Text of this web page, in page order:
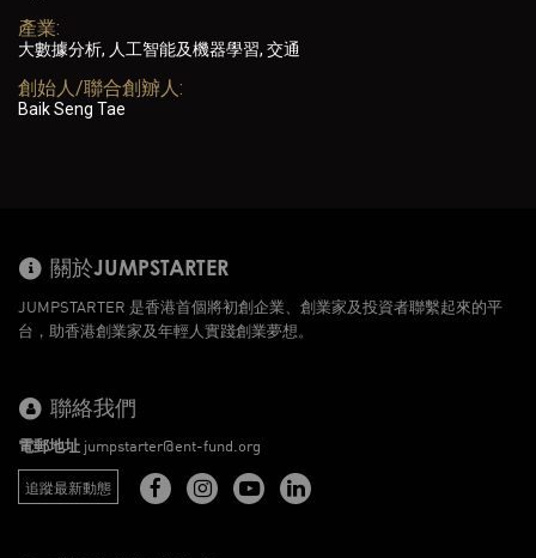
產業:
大數據分析, 人工智能及機器學習, 交通
創始人/聯合創辧人:
Baik Seng Tae
關於JUMPSTARTER
JUMPSTARTER 是香港首個將初創企業、創業家及投資者聯繫起來的平
台，助香港創業家及年輕人實踐創業夢想。
聯絡我們
電郵地址 jumpstarter@ent-fund.org
追蹤最新動態